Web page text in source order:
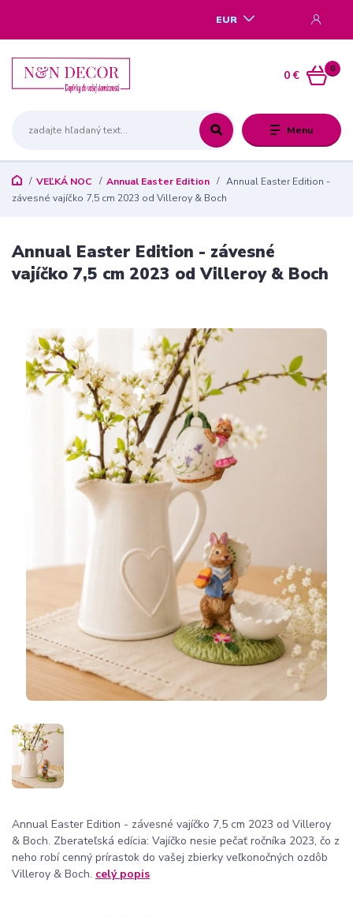
Menu
EUR
0
0 €
VEĽKÁ NOC Annual Easter Edition
Annual Easter Edition -
závesné vajíčko 7,5 cm 2023 od Villeroy & Boch
Annual Easter Edition - závesné
vajíčko 7,5 cm 2023 od Villeroy & Boch
Annual Easter Edition - závesné vajíčko 7,5 cm 2023 od Villeroy
& Boch. Zberateľská edícia: Vajíčko nesie pečať ročníka 2023, čo z
neho robí cenný prírastok do vašej zbierky veľkonočných ozdôb
Villeroy & Boch. celý popis